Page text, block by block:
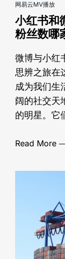
网易云MV播放
小红书和
粉丝数哪
微博与小红
思辨之旅在
成为我们生
阔的社交天
的明星。它
Read More